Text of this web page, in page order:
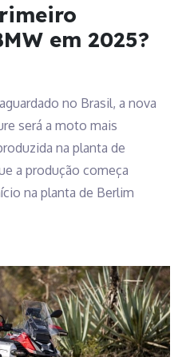
em 2025?
no Brasil, a nova
será a moto mais
na planta de
a produção começa
na planta de Berlim